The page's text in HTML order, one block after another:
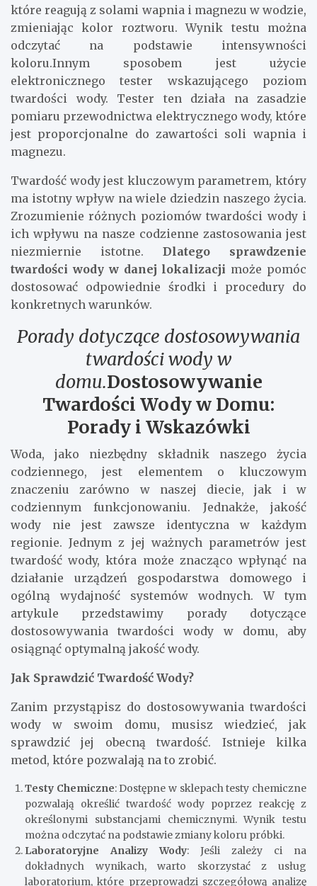
które reagują z solami wapnia i magnezu w wodzie,
zmieniając kolor roztworu. Wynik testu można
odczytać na podstawie intensywności
koloru.Innym sposobem jest użycie
elektronicznego tester wskazującego poziom
twardości wody. Tester ten działa na zasadzie
pomiaru przewodnictwa elektrycznego wody, które
jest proporcjonalne do zawartości soli wapnia i
magnezu.
Twardość wody jest kluczowym parametrem, który
ma istotny wpływ na wiele dziedzin naszego życia.
Zrozumienie różnych poziomów twardości wody i
ich wpływu na nasze codzienne zastosowania jest
niezmiernie istotne. Dlatego sprawdzenie
twardości wody w danej lokalizacji może pomóc
dostosować odpowiednie środki i procedury do
konkretnych warunków.
Porady dotyczące dostosowywania
twardości wody w
domu.Dostosowywanie
Twardości Wody w Domu:
Porady i Wskazówki
Woda, jako niezbędny składnik naszego życia
codziennego, jest elementem o kluczowym
znaczeniu zarówno w naszej diecie, jak i w
codziennym funkcjonowaniu. Jednakże, jakość
wody nie jest zawsze identyczna w każdym
regionie. Jednym z jej ważnych parametrów jest
twardość wody, która może znacząco wpłynąć na
działanie urządzeń gospodarstwa domowego i
ogólną wydajność systemów wodnych. W tym
artykule przedstawimy porady dotyczące
dostosowywania twardości wody w domu, aby
osiągnąć optymalną jakość wody.
Jak Sprawdzić Twardość Wody?
Zanim przystąpisz do dostosowywania twardości
wody w swoim domu, musisz wiedzieć, jak
sprawdzić jej obecną twardość. Istnieje kilka
metod, które pozwalają na to zrobić.
Testy Chemiczne: Dostępne w sklepach testy chemiczne
pozwalają określić twardość wody poprzez reakcję z
określonymi substancjami chemicznymi. Wynik testu
można odczytać na podstawie zmiany koloru próbki.
Laboratoryjne Analizy Wody: Jeśli zależy ci na
dokładnych wynikach, warto skorzystać z usług
laboratorium, które przeprowadzi szczegółową analizę